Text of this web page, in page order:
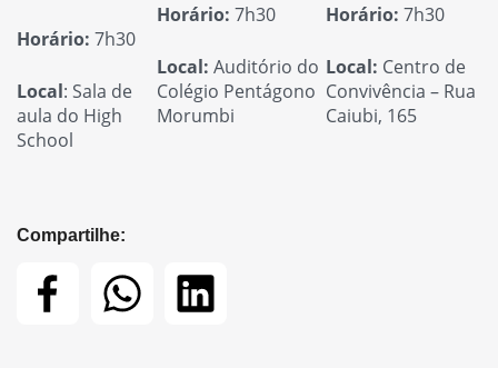
Horário: 7h30
Local: Sala de
aula do High
School
Horário: 7h30
Local: Auditório do
Colégio Pentágono
Morumbi
Horário: 7h30
Local: Centro de
Convivência – Rua
Caiubi, 165
Compartilhe: